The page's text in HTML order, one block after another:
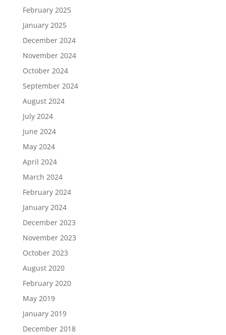
February 2025
January 2025
December 2024
November 2024
October 2024
September 2024
August 2024
July 2024
June 2024
May 2024
April 2024
March 2024
February 2024
January 2024
December 2023
November 2023
October 2023
August 2020
February 2020
May 2019
January 2019
December 2018